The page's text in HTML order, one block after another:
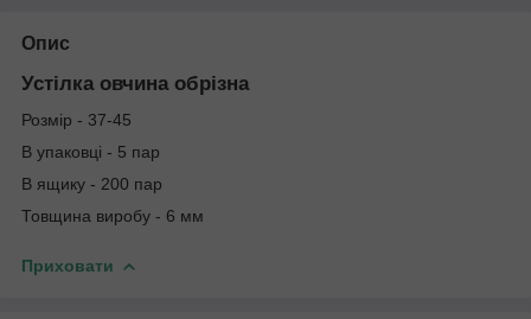
Опис
Устілка овчина обрізна
Розмір - 37-45
В упаковці - 5 пар
В ящику - 200 пар
Товщина виробу - 6 мм
Приховати